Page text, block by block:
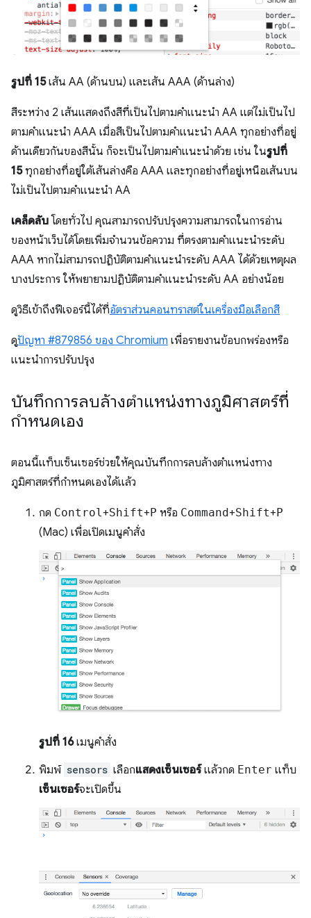
รูปที่ 15เส้น AA (ด้านบน) และเส้น AAA (ด้านล่าง)
สีระหว่าง 2 เส้นแสดงถึงสีที่เป็นไปตามคำแนะนำ AA แต่ไม่เป็นไป
ตามคำแนะนำ AAA เมื่อสีเป็นไปตามคำแนะนำ AAA ทุกอย่างที่อยู่
ด้านเดียวกันของสีนั้น ก็จะเป็นไปตามคำแนะนำด้วย เช่น ในรูปที่
15ทุกอย่างที่อยู่ใต้เส้นล่างคือ AAA และทุกอย่างที่อยู่เหนือเส้นบน
ไม่เป็นไปตามคำแนะนำ AA
เคล็ดลับโดยทั่วไป คุณสามารถปรับปรุงความสามารถในการอ่าน
ของหน้าเว็บได้โดยเพิ่มจำนวนข้อความ ที่ตรงตามคำแนะนำระดับ
AAA หากไม่สามารถปฏิบัติตามคำแนะนำระดับ AAA ได้ด้วยเหตุผล
บางประการ ให้พยายามปฏิบัติตามคำแนะนำระดับ AA อย่างน้อย
ดูวิธีเข้าถึงฟีเจอร์นี้ได้ที่อัตราส่วนคอนทราสต์ในเครื่องมือเลือกสี
ดูปัญหา #879856 ของ Chromium เพื่อรายงานข้อบกพร่องหรือ
แนะนำการปรับปรุง
บันทึกการลบล้างตำแหน่งทางภูมิศาสตร์ที่
กำหนดเอง
ตอนนี้แท็บเซ็นเซอร์ช่วยให้คุณบันทึกการลบล้างตำแหน่งทาง
ภูมิศาสตร์ที่กำหนดเองได้แล้ว
กด Control +Shift+P หรือ Command+Shift+P
(Mac) เพื่อเปิดเมนูคำสั่ง
รูปที่ 16เมนูคำสั่ง
พิมพ์ sensors เลือกแสดงเซ็นเซอร์แล้วกด Enter แท็บ
เซ็นเซอร์จะเปิดขึ้น